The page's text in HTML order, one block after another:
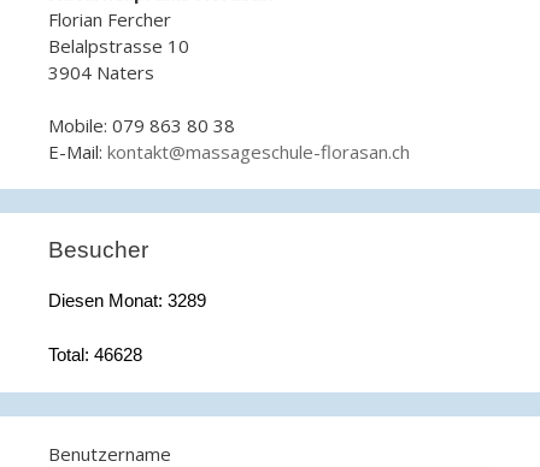
Florian Fercher
Belalpstrasse 10
3904 Naters
Mobile: 079 863 80 38
E-Mail: kontakt@massageschule-florasan.ch
Besucher
Diesen Monat: 3289
Total: 46628
Benutzername